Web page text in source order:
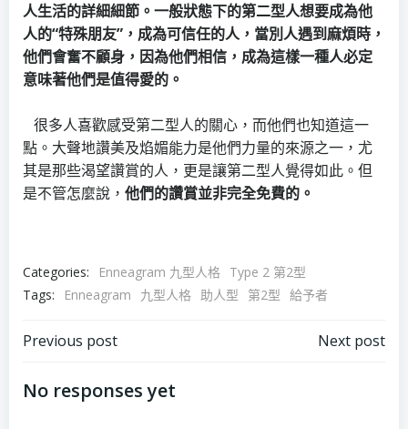
人生活的詳細細節。一般狀態下的第二型人想要成為他
人的“特殊朋友”，成為可信任的人，當別人遇到麻煩時，
他們會奮不顧身，因為他們相信，成為這樣一種人必定
意味著他們是值得愛的。
很多人喜歡感受第二型人的關心，而他們也知道這一
點。大聲地讚美及焰媚能力是他們力量的來源之一，尤
其是那些渴望讚賞的人，更是讓第二型人覺得如此。但
是不管怎麼說， 他們的讚賞並非完全免費的。
Categories: Enneagram 九型人格 Type 2 第2型
Tags:
Enneagram 九型人格 助人型 第2型 給予者
Post
navigation
Previous post Next post
No responses yet